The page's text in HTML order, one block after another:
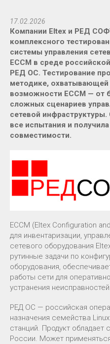
17.02.2026
Компании Eltex и РЕД
комплексного
системы управления
ECCM в среде
РЕД ОС. Тестирование
методике,
возможности ECCM — от
сложных сценариев
сетевой
все испытания и
совместимости.
ECCM (Eltex Configuration
для инвентаризации,
сетевого оборудования
рутинные задачи по
оборудования,
работы сети для
устранения неисправностей.
РЕД ОС — российская
назначения семейства
станций. Продукт
России. Может